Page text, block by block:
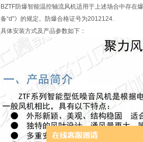
BZTF防爆智能温控轴流风机适用于上述场合中存在
备“d"》的规定。防爆合格证号为2012124.
具体安装方式及产品参数如下：